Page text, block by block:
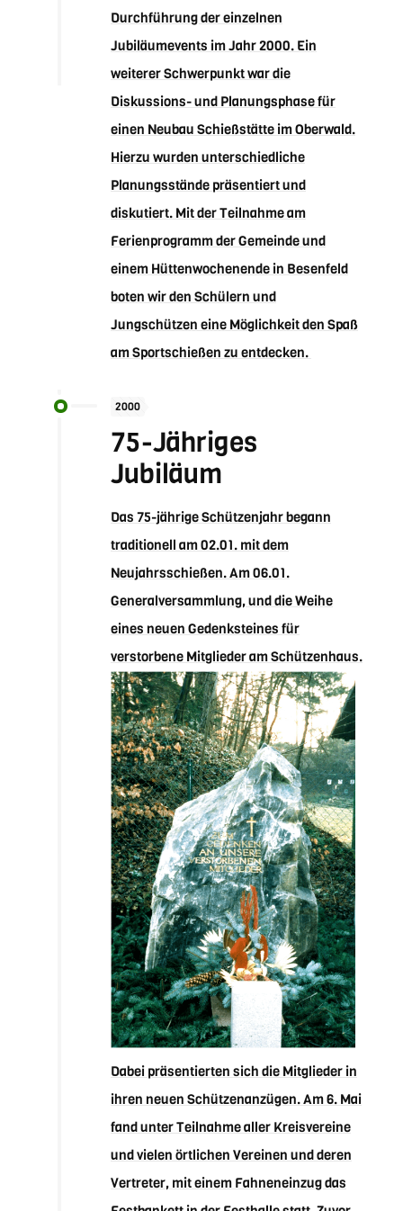
Durchführung der einzelnen
Jubiläumevents im Jahr 2000. Ein
weiterer Schwerpunkt war die
Diskussions- und Planungsphase für
einen Neubau Schießstätte im Oberwald.
Hierzu wurden unterschiedliche
Planungsstände präsentiert und
diskutiert. Mit der Teilnahme am
Ferienprogramm der Gemeinde und
einem Hüttenwochenende in Besenfeld
boten wir den Schülern und
Jungschützen eine Möglichkeit den Spaß
am Sportschießen zu entdecken.
2000
75-Jähriges
Jubiläum
Das 75-jährige Schützenjahr begann
traditionell am 02.01. mit dem
Neujahrsschießen. Am 06.01.
Generalversammlung, und die Weihe
eines neuen Gedenksteines für
verstorbene Mitglieder am Schützenhaus.
Dabei präsentierten sich die Mitglieder in
ihren neuen Schützenanzügen. Am 6. Mai
fand unter Teilnahme aller Kreisvereine
und vielen örtlichen Vereinen und deren
Vertreter, mit einem Fahneneinzug das